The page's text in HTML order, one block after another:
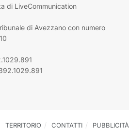
di LiveCommunication
di Avezzano con numero
TERRITORIO CONTATTI PUBBLICITÀ